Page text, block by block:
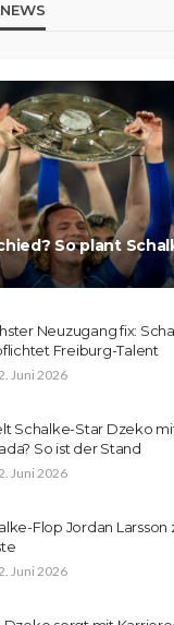
So plant
Neuzugang fix:
Freiburg-Talent
Juni 2026
Schalke-Star Dzeko
So ist der Stand
Juni 2026
Flop Jordan Larsson
Juni 2026